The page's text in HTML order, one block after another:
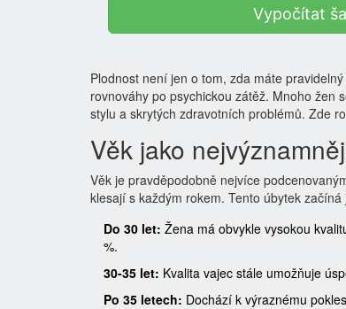
Vypočítat
Plodnost není jen o tom, zda máte
rovnováhy po psychickou zátěž. Mnoho žen
stylu a skrytých zdravotních problémů. Zde
Věk jako
Věk je pravděpodobně nejvíce
klesají s každým rokem. Tento úbytek
Do 30 let: Žena má obvykle vysokou
%.
30-35 let: Kvalita vajec stále umožňuje
Po 35 letech: Dochází k výraznému